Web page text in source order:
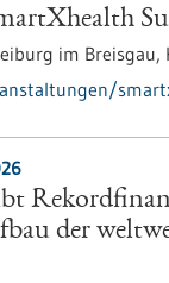
im Breisgau,
der